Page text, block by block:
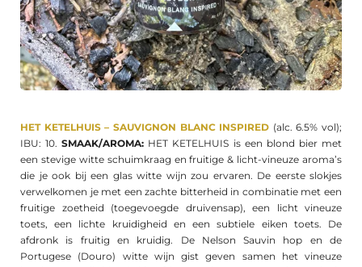
HET KETELHUIS – SAUVIGNON BLANC INSPIRED (alc. 6.5% vol);
IBU: 10.SMAAK/AROMA: HET KETELHUIS is een blond bier met
een stevige witte schuimkraag en fruitige & licht-vineuze aroma’s
die je ook bij een glas witte wijn zou ervaren. De eerste slokjes
verwelkomen je met een zachte bitterheid in combinatie met een
fruitige zoetheid (toegevoegde druivensap), een licht vineuze
toets, een lichte kruidigheid en een subtiele eiken toets. De
afdronk is fruitig en kruidig. De Nelson Sauvin hop en de
Portugese (Douro) witte wijn gist geven samen het vineuze